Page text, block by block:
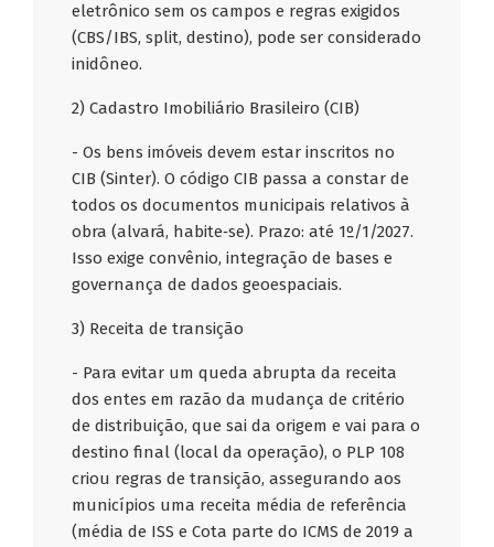
eletrônico sem os campos e regras exigidos
(CBS/IBS, split, destino), pode ser considerado
inidôneo.
2) Cadastro Imobiliário Brasileiro (CIB)
- Os bens imóveis devem estar inscritos no
CIB (Sinter). O código CIB passa a constar de
todos os documentos municipais relativos à
obra (alvará, habite‑se). Prazo: até 1º/1/2027.
Isso exige convênio, integração de bases e
governança de dados geoespaciais.
3) Receita de transição
- Para evitar um queda abrupta da receita
dos entes em razão da mudança de critério
de distribuição, que sai da origem e vai para o
destino final (local da operação), o PLP 108
criou regras de transição, assegurando aos
municípios uma receita média de referência
(média de ISS e Cota parte do ICMS de 2019 a